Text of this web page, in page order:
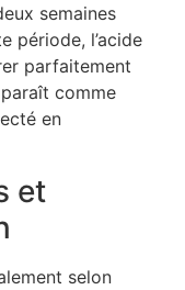
semaines
période, l’acide
parfaitement
comme
en
et
selon